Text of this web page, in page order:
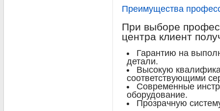
Преимущества
При выборе
центра клиент
Гарантию на
детали.
Высокую
соответствующими
Современные
оборудование.
Прозрачную